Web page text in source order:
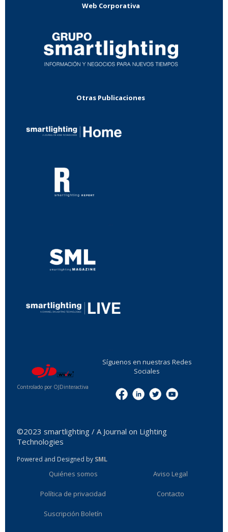
Web Corporativa
Otras Publicaciones
Controlado por OJDinteractiva
Síguenos en nuestras Redes
Sociales
©2023 smartlighting / A Journal on Lighting
Technologies
Powered and Designed by SML
Quiénes somos Aviso Legal
Política de privacidad Contacto
Suscripción Boletín